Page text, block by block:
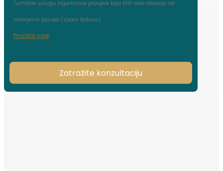
Turnstile uslugu sigurnosne provjere koja štiti web obrazac od
neželjenih poruka (spam botova).
Pročitaj više